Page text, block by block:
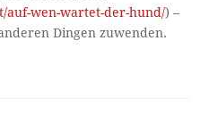
auf-wen-wartet-der-hund/) –
Dingen zuwenden.